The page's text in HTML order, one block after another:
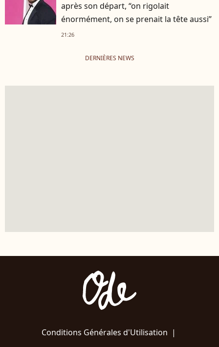
après son départ, “on rigolait
énormément, on se prenait la tête aussi”
21:26
DERNIÈRES NEWS
Conditions Générales d'Utilisation |